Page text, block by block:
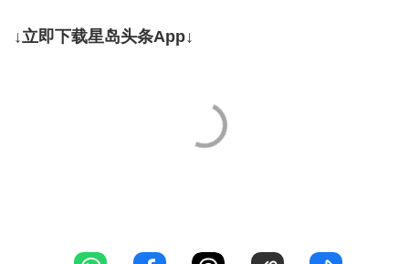
↓立即下载星岛头条App↓